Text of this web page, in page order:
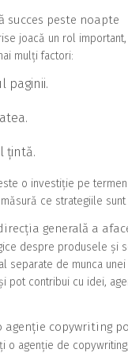
succes peste noapte
joacă un rol
mulți factori:
paginii.
țintă.
o investiție pe
ce strategiile sunt
generală a
despre produsele și
separate de munca
pot contribui cu idei,
agenție copywriting
o agenție de